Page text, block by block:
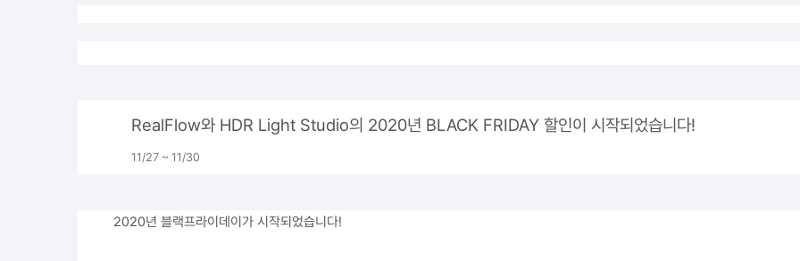
RealFlow와 HDR Light Studio의 2020년 BLACK FRIDAY 할인이 시작되었습니다!
11/27 ~ 11/30
2020년 블랙프라이데이가 시작되었습니다!